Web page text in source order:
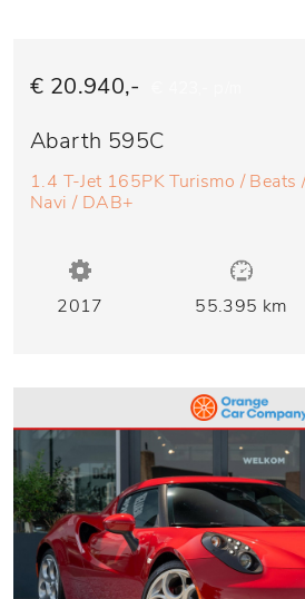
€ 20.940,-
Abarth 595C
1.4 T-Jet 165PK Turismo / Beats
Navi / DAB+
2017 55.395 km